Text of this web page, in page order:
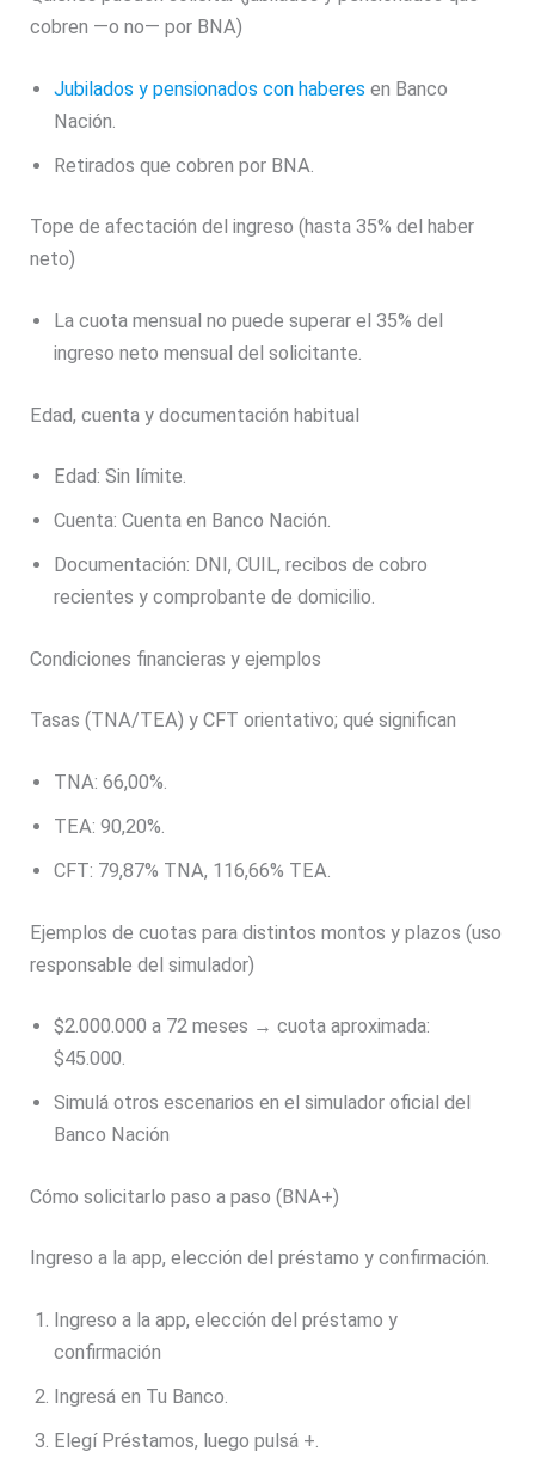
cobren —o no— por BNA)
Jubilados y pensionados con haberes en Banco
Nación.
Retirados que cobren por BNA.
Tope de afectación del ingreso (hasta 35% del haber
neto)
La cuota mensual no puede superar el 35% del
ingreso neto mensual del solicitante.
Edad, cuenta y documentación habitual
Edad: Sin límite.
Cuenta: Cuenta en Banco Nación.
Documentación: DNI, CUIL, recibos de cobro
recientes y comprobante de domicilio.
Condiciones financieras y ejemplos
Tasas (TNA/TEA) y CFT orientativo; qué significan
TNA: 66,00%.
TEA: 90,20%.
CFT: 79,87% TNA, 116,66% TEA.
Ejemplos de cuotas para distintos montos y plazos (uso
responsable del simulador)
$2.000.000 a 72 meses → cuota aproximada:
$45.000.
Simulá otros escenarios en el simulador oficial del
Banco Nación
Cómo solicitarlo paso a paso (BNA+)
Ingreso a la app, elección del préstamo y confirmación.
Ingreso a la app, elección del préstamo y
confirmación
Ingresá en Tu Banco.
Elegí Préstamos, luego pulsá +.